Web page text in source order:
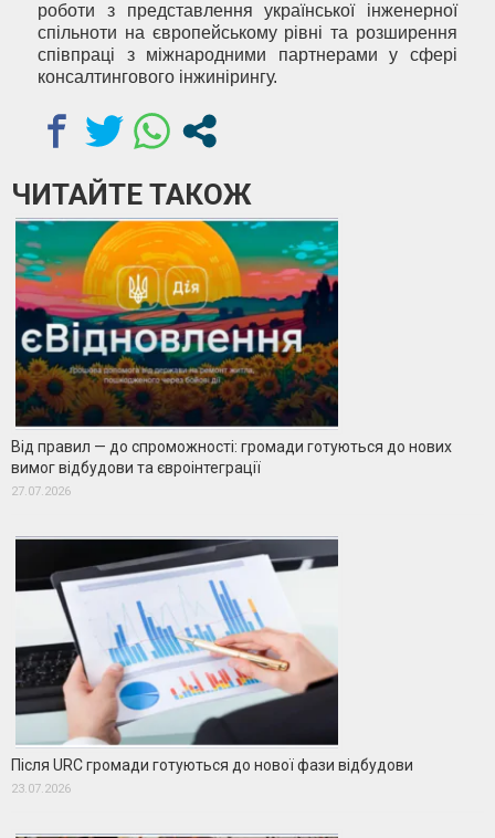
роботи з представлення української інженерної
спільноти на європейському рівні та розширення
співпраці з міжнародними партнерами у сфері
консалтингового інжинірингу.
ЧИТАЙТЕ ТАКОЖ
Від правил — до спроможності: громади готуються до нових
вимог відбудови та євроінтеграції
27.07.2026
Після URC громади готуються до нової фази відбудови
23.07.2026